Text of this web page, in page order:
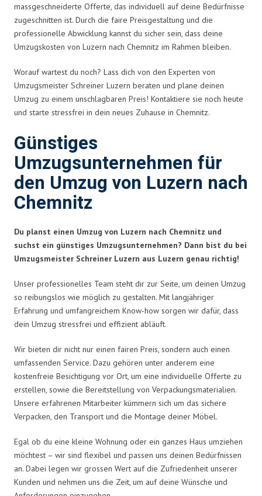
massgeschneiderte Offerte, das individuell auf deine Bedürfnisse
zugeschnitten ist. Durch die faire Preisgestaltung und die
professionelle Abwicklung kannst du sicher sein, dass deine
Umzugskosten von Luzern nach Chemnitz im Rahmen bleiben.
Worauf wartest du noch? Lass dich von den Experten von
Umzugsmeister Schreiner Luzern beraten und plane deinen
Umzug zu einem unschlagbaren Preis! Kontaktiere sie noch heute
und starte stressfrei in dein neues Zuhause in Chemnitz.
Günstiges
Umzugsunternehmen für
den Umzug von Luzern nach
Chemnitz
Du planst einen Umzug von Luzern nach Chemnitz und
suchst ein günstiges Umzugsunternehmen? Dann bist du bei
Umzugsmeister Schreiner Luzern aus Luzern genau richtig!
Unser professionelles Team steht dir zur Seite, um deinen Umzug
so reibungslos wie möglich zu gestalten. Mit langjähriger
Erfahrung und umfangreichem Know-how sorgen wir dafür, dass
dein Umzug stressfrei und effizient abläuft.
Wir bieten dir nicht nur einen fairen Preis, sondern auch einen
umfassenden Service. Dazu gehören unter anderem eine
kostenfreie Besichtigung vor Ort, um eine individuelle Offerte zu
erstellen, sowie die Bereitstellung von Verpackungsmaterialien.
Unsere erfahrenen Mitarbeiter kümmern sich um das sichere
Verpacken, den Transport und die Montage deiner Möbel.
Egal ob du eine kleine Wohnung oder ein ganzes Haus umziehen
möchtest – wir sind flexibel und passen uns deinen Bedürfnissen
an. Dabei legen wir grossen Wert auf die Zufriedenheit unserer
Kunden und nehmen uns die Zeit, um auf deine Wünsche und